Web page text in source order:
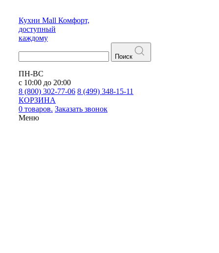
Кухни Mall Комфорт,
доступный
каждому
Поиск
ПН-ВС
с 10:00 до 20:00
8 (800) 302-77-06 8 (499) 348-15-11
КОРЗИНА
0 товаров. Заказать звонок
Меню